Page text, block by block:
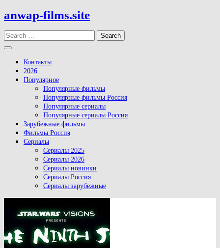
Skip
to
content
anwap-films.site
Search
Open
Button
Контакты
2026
Популярное
Популярные фильмы
Популярные фильмы Россия
Популярные сериалы
Популярные сериалы Россия
Зарубежные фильмы
Фильмы Россия
Сериалы
Сериалы 2025
Сериалы 2026
Сериалы новинки
Сериалы Россия
Сериалы зарубежные
Button